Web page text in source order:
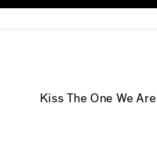
Kiss The One We Are